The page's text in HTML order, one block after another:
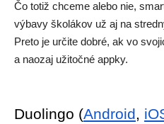
Čo totiž chceme alebo nie,
výbavy školákov už aj na
Preto je určite dobré, ak vo
a naozaj užitočné appky.
Duolingo (Android,